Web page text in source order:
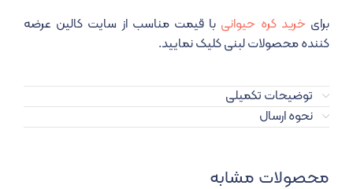
برایخرید کره حیوانی با قیمت مناسب از سایت کالین عرضه
کننده محصولات لبنی کلیک نمایید.
توضیحات تکمیلی
نحوه ارسال
محصولات مشابه